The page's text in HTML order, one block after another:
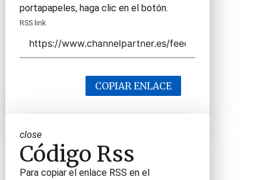
portapapeles, haga clic en el botón.
RSS link
COPIAR ENLACE
close
Código Rss
Para copiar el enlace RSS en el